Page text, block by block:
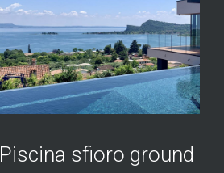
Piscina sfioro ground